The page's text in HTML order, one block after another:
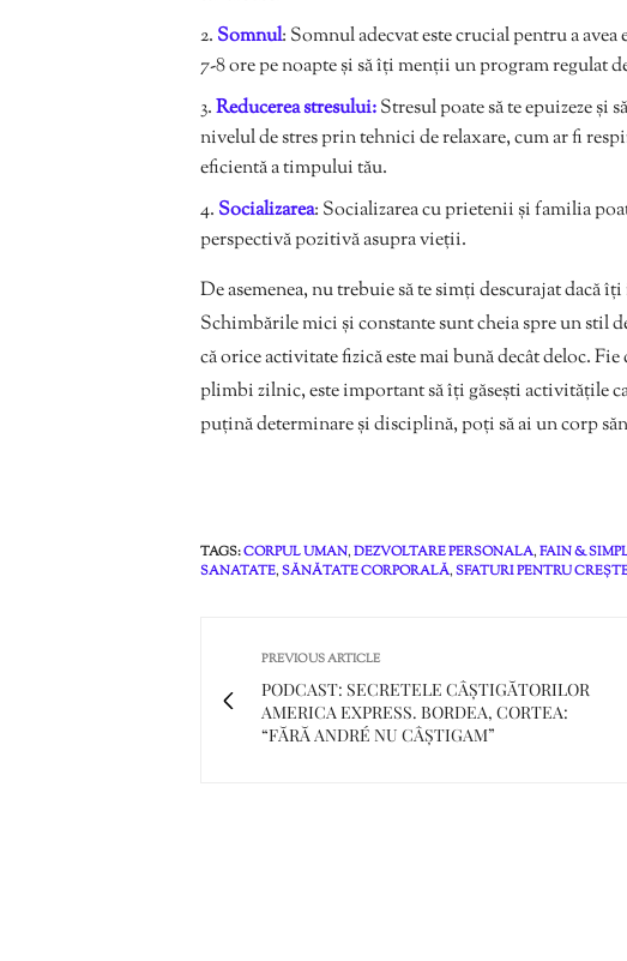
Somnul: Somnul adecvat este crucial pentru a
7-8 ore pe noapte și să îți menții un program regulat
Reducerea stresului:Stresul poate să te epuizeze și
nivelul de stres prin tehnici de relaxare, cum ar fi
eficientă a timpului tău.
Socializarea: Socializarea cu prietenii și familia
perspectivă pozitivă asupra vieții.
De asemenea, nu trebuie să te simți descurajat dacă
Schimbările mici și constante sunt cheia spre un stil
că orice activitate fizică este mai bună decât deloc. Fie
plimbi zilnic, este important să îți găsești activitățile
puțină determinare și disciplină, poți să ai un corp
TAGS:CORPUL UMAN,DEZVOLTARE PERSONALA,FAIN &
SANATATE,SĂNĂTATE CORPORALĂ,SFATURI PENTRU
PREVIOUS ARTICLE
PODCAST: SECRETELE CÂȘTIGĂTORILOR
AMERICA EXPRESS. BORDEA, CORTEA:
“FĂRĂ ANDRÉ NU CÂȘTIGAM”